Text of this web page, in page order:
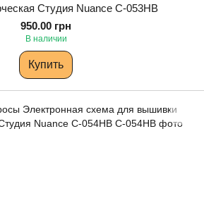
Студия Nuance С-053НВ
950.00 грн
В наличии
Купить